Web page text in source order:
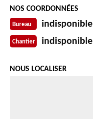
NOS COORDONNÉES
Bureau indisponible
Chantier indisponible
NOUS LOCALISER